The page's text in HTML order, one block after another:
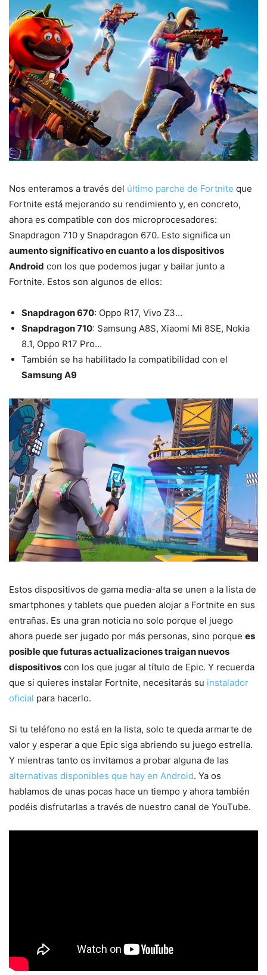
Nos enteramos a través del último parche de Fortnite que
Fortnite está mejorando su rendimiento y, en concreto,
ahora es compatible con dos microprocesadores:
Snapdragon 710 y Snapdragon 670. Esto significa un
aumento significativo en cuanto a los dispositivos
Android con los que podemos jugar y bailar junto a
Fortnite. Estos son algunos de ellos:
Snapdragon 670: Oppo R17, Vivo Z3…
Snapdragon 710: Samsung A8S, Xiaomi Mi 8SE, Nokia
8.1, Oppo R17 Pro…
También se ha habilitado la compatibilidad con el
Samsung A9
Estos dispositivos de gama media-alta se unen a la lista de
smartphones y tablets que pueden alojar a Fortnite en sus
entrañas. Es una gran noticia no solo porque el juego
ahora puede ser jugado por más personas, sino porque es
posible que futuras actualizaciones traigan nuevos
dispositivos con los que jugar al título de Epic. Y recuerda
que si quieres instalar Fortnite, necesitarás su instalador
oficial para hacerlo.
Si tu teléfono no está en la lista, solo te queda armarte de
valor y esperar a que Epic siga abriendo su juego estrella.
Y mientras tanto os invitamos a probar alguna de las
alternativas disponibles que hay en Android. Ya os
hablamos de unas pocas hace un tiempo y ahora también
podéis disfrutarlas a través de nuestro canal de YouTube.